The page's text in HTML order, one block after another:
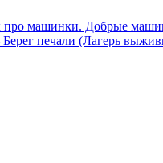
машинки. Добрые
печали (Лагерь